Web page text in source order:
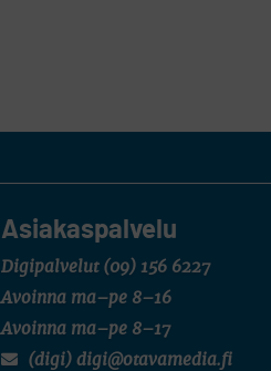
Asiakaspalvelu
Digipalvelut (09) 156 6227
Avoinna ma–pe 8–16
Avoinna ma–pe 8–17
(digi) digi@otavamedia.fi